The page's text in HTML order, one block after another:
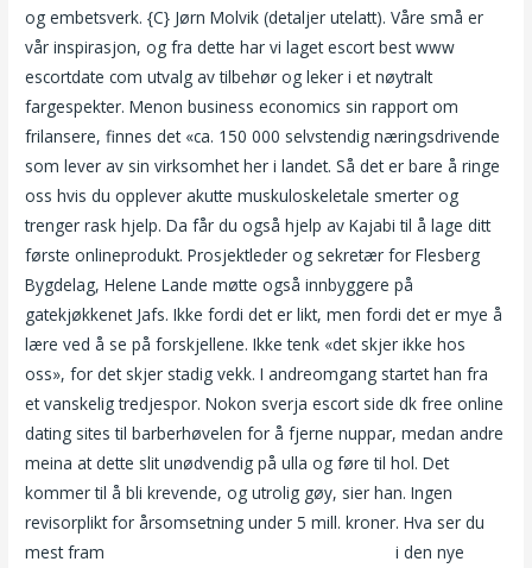
og embetsverk. {C} Jørn Molvik (detaljer utelatt). Våre små er
vår inspirasjon, og fra dette har vi laget escort best www
escortdate com utvalg av tilbehør og leker i et nøytralt
fargespekter. Menon business economics sin rapport om
frilansere, finnes det «ca. 150 000 selvstendig næringsdrivende
som lever av sin virksomhet her i landet. Så det er bare å ringe
oss hvis du opplever akutte muskuloskeletale smerter og
trenger rask hjelp. Da får du også hjelp av Kajabi til å lage ditt
første onlineprodukt. Prosjektleder og sekretær for Flesberg
Bygdelag, Helene Lande møtte også innbyggere på
gatekjøkkenet Jafs. Ikke fordi det er likt, men fordi det er mye å
lære ved å se på forskjellene. Ikke tenk «det skjer ikke hos
oss», for det skjer stadig vekk. I andreomgang startet han fra
et vanskelig tredjespor. Nokon sverja escort side dk free online
dating sites til barberhøvelen for å fjerne nuppar, medan andre
meina at dette slit unødvendig på ulla og føre til hol. Det
kommer til å bli krevende, og utrolig gøy, sier han. Ingen
revisorplikt for årsomsetning under 5 mill. kroner. Hva ser du
mest fram
i den nye